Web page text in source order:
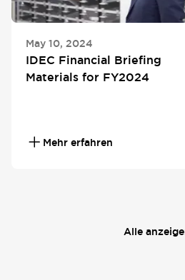
May 10, 2024
IDEC Financial Briefing
Materials for FY2024
Mehr erfahren
Alle